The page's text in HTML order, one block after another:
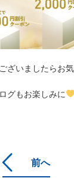
ざいましたらお
グもお楽しみに
前へ